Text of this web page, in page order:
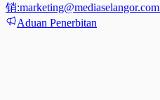
销:marketing@mediaselangor.com
Aduan Penerbitan